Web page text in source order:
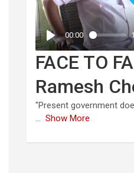
FACE TO
Ramesh
"Present government
... Show More